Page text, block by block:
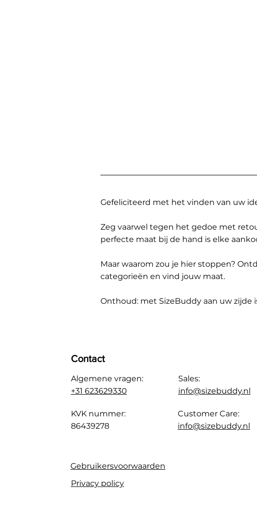
Gefeliciteerd met het vinden van uw
Zeg vaarwel tegen het gedoe met
perfecte maat bij de hand is elke
Maar waarom zou je hier stoppen?
categorieën en vind jouw maat.
Onthoud: met SizeBuddy aan uw zijde
Contact
Algemene vragen:
+31 623629330
KVK nummer:
86439278
Sales:
info@sizebuddy.nl
Customer Care:
info@sizebuddy.nl
Gebruikersvoorwaarden
Privacy policy